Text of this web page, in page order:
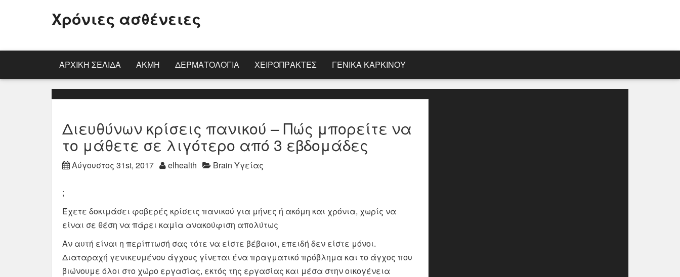
Χρόνιες ασθένειες
ΑΡΧΙΚΉ ΣΕΛΊΔΑ ΑΚΜΉ ΔΕΡΜΑΤΟΛΟΓΊΑ ΧΕΙΡΟΠΡΆΚΤΕΣ ΓΕΝΙΚΆ ΚΑΡΚΊΝΟΥ
Διευθύνων κρίσεις πανικού – Πώς μπορείτε να
το μάθετε σε λιγότερο από 3 εβδομάδες
Αύγουστος 31st, 2017 elhealth Brain Υγείας
;
Έχετε δοκιμάσει φοβερές κρίσεις πανικού για μήνες ή ακόμη και χρόνια, χωρίς να
είναι σε θέση να πάρει καμία ανακούφιση απολύτως
Αν αυτή είναι η περίπτωσή σας τότε να είστε βέβαιοι, επειδή δεν είστε μόνοι.
Διαταραχή γενικευμένου άγχους γίνεται ένα πραγματικό πρόβλημα και το άγχος που
βιώνουμε όλοι στο χώρο εργασίας, εκτός της εργασίας και μέσα στην οικογένεια